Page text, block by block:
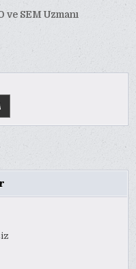
ve SEM Uzmanı